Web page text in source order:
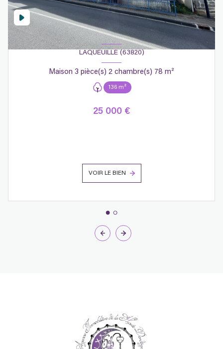
LAQUEUILLE (63820)
Maison 3 pièce(s) 2 chambre(s) 78 m²
136 m²
25 000 €
VOIR LE BIEN